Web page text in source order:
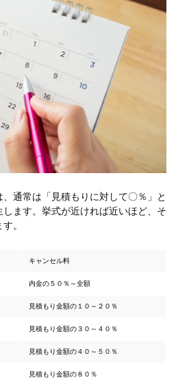
通常は「見積もりに対して〇％」と
ます。挙式が近ければ近いほど、そ
。
キャンセル料
内金の５０％～全額
見積もり金額の１０～２０％
見積もり金額の３０～４０％
見積もり金額の４０～５０％
見積もり金額の８０％